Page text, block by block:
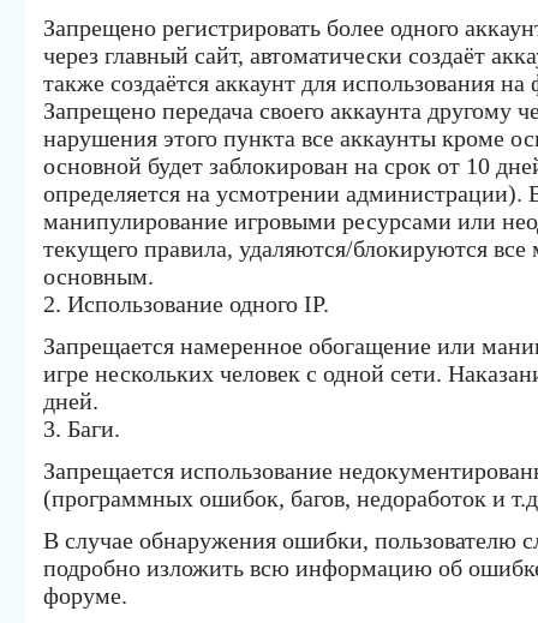
Запрещено регистрировать более одного
через главный сайт, автоматически создаёт
также создаётся аккаунт для использования
Запрещено передача своего аккаунта другому
нарушения этого пункта все аккаунты кроме
основной будет заблокирован на срок от 10
определяется на усмотрении администрации).
манипулирование игровыми ресурсами или
текущего правила, удаляются/блокируются все
основным.
2. Использование одного IP.
Запрещается намеренное обогащение или
игре нескольких человек с одной сети.
дней.
3. Баги.
Запрещается использование
(программных ошибок, багов, недоработок и
В случае обнаружения ошибки, пользователю
подробно изложить всю информацию об
форуме.